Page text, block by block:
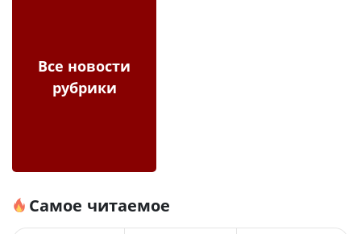
Все новости
рубрики
Самое читаемое